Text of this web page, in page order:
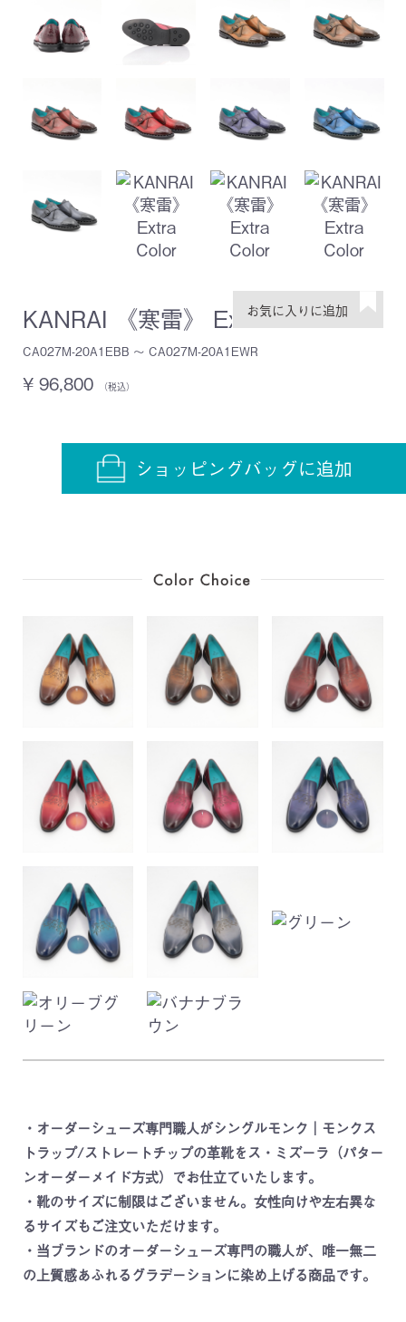
KANRAI 《寒雷》 Extra Color
CA027M-20A1EBB ～ CA027M-20A1EWR
¥ 96,800 （税込）
・オーダーシューズ専門職人がシングルモンク｜モンクス
トラップ/ストレートチップの革靴をス・ミズーラ（パター
ンオーダーメイド方式）でお仕立ていたします。
・靴のサイズに制限はございません。女性向けや左右異な
るサイズもご注文いただけます。
・当ブランドのオーダーシューズ専門の職人が、唯一無二
の上質感あふれるグラデーションに染め上げる商品です。
ショッピングバッグに追加